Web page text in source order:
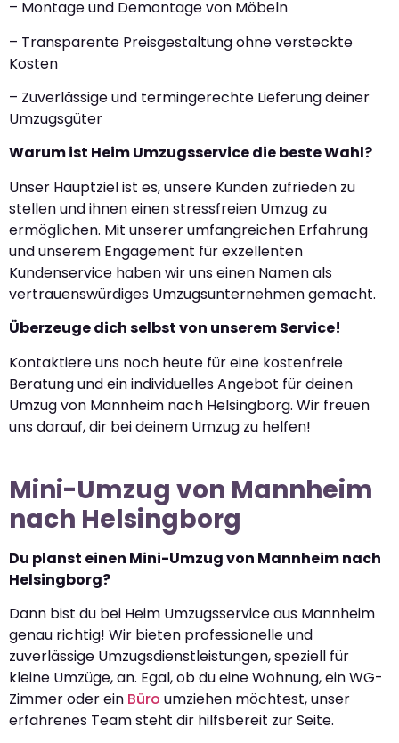
– Montage und Demontage von Möbeln
– Transparente Preisgestaltung ohne versteckte
Kosten
– Zuverlässige und termingerechte Lieferung deiner
Umzugsgüter
Warum ist Heim Umzugsservice die beste Wahl?
Unser Hauptziel ist es, unsere Kunden zufrieden zu
stellen und ihnen einen stressfreien Umzug zu
ermöglichen. Mit unserer umfangreichen Erfahrung
und unserem Engagement für exzellenten
Kundenservice haben wir uns einen Namen als
vertrauenswürdiges Umzugsunternehmen gemacht.
Überzeuge dich selbst von unserem Service!
Kontaktiere uns noch heute für eine kostenfreie
Beratung und ein individuelles Angebot für deinen
Umzug von Mannheim nach Helsingborg. Wir freuen
uns darauf, dir bei deinem Umzug zu helfen!
Mini-Umzug von Mannheim
nach Helsingborg
Du planst einen Mini-Umzug von Mannheim nach
Helsingborg?
Dann bist du bei Heim Umzugsservice aus Mannheim
genau richtig! Wir bieten professionelle und
zuverlässige Umzugsdienstleistungen, speziell für
kleine Umzüge, an. Egal, ob du eine Wohnung, ein WG-
Zimmer oder ein Büro umziehen möchtest, unser
erfahrenes Team steht dir hilfsbereit zur Seite.